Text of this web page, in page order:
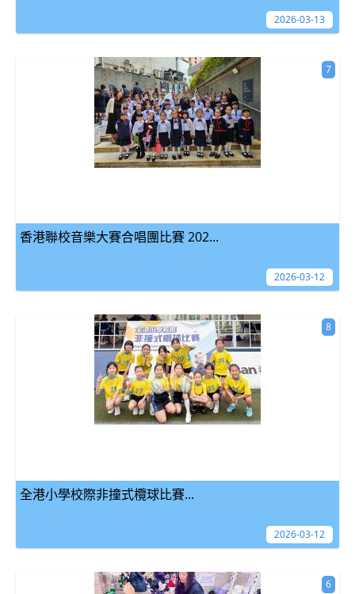
2026-03-13
香港聯校音樂大賽合唱團比賽 202...
7
2026-03-12
全港小學校際非撞式欖球比賽...
8
2026-03-12
6